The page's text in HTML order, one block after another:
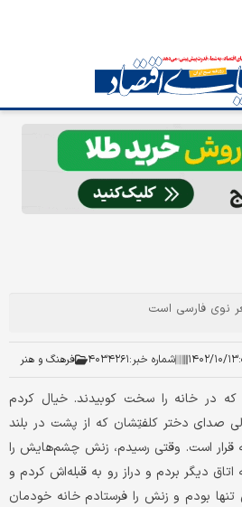
نوی فارسی است
۱۴۰۲/۱۰/۱۳ شماره خبر:۴۰۳۴۲۶۱ فرهنگ و هنر
در خانه را سخت کوبیدند. خیال کردم
صدای دختر کلفتِشان که از پشت در بلند
قرار است. وقتی رسیدم، زنش چشم‌هایش را
دیگر بردم و دراز رو به قبله‌اش کردم و
بودم و زنش را فرستادم خانه خودمان